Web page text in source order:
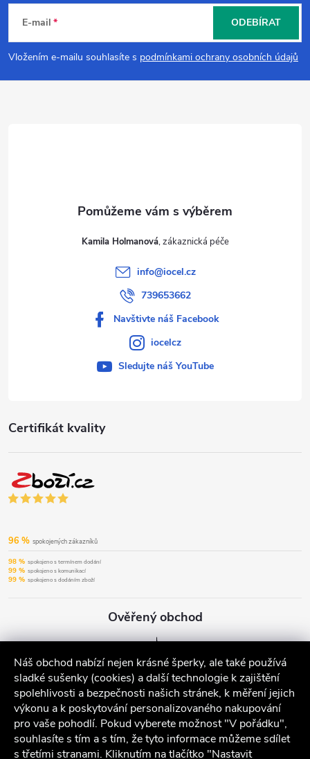
Náš obchod nabízí nejen krásné šperky, ale také používá
sladké sušenky (cookies) a další technologie k zajištění
spolehlivosti a bezpečnosti našich stránek, k měření jejich
výkonu a k poskytování personalizovaného nakupování
pro vaše pohodlí. Pokud vyberete možnost "V pořádku",
souhlasíte s tím a s tím, že tyto informace můžeme sdílet
s třetími stranami. Kliknutím na tlačítko "Nastavit
p
a
E-mail
Vložením e-mailu souhlasíte s podmínkami ochrany osobních údajů
ODEBÍRAT
Certifikát kvality
96 % spokojených zákazníků
98 % spokojeno s termínem dodání
99 % spokojeno s komunikací
99 % spokojeno s dodáním zboží
Ověřený obchod
Kamila Holmanová
info@iocel.cz
739653662
Navštivte náš Facebook
iocelcz
Sledujte náš YouTube